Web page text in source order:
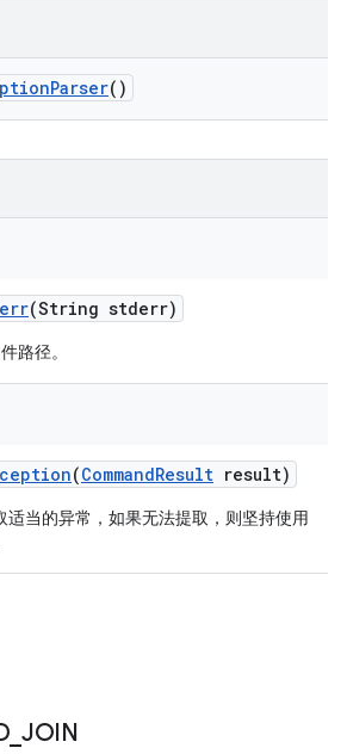
Parser()
(String stderr)
路径。
(CommandResult result)
当的异常，如果无法提取，则坚持使用
JOIN